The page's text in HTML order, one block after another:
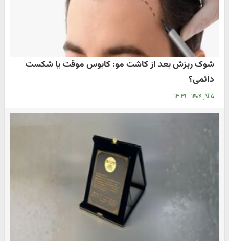
شوک ریزش بعد از کاشت مو: کابوس موقت یا شکست
دائمی؟
۵ آذر ۱۴۰۴ | ۱۳:۳۱